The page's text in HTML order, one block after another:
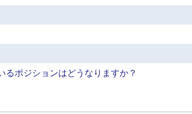
るポジションはどうなりますか？